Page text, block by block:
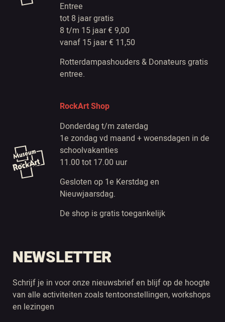
Entree
tot 8 jaar gratis
8 t/m 15 jaar € 9,00
vanaf 15 jaar € 11,50
Rotterdampashouders & Donateurs gratis
entree.
RockArt Shop
Donderdag t/m zaterdag
1e zondag vd maand + woensdagen in de
schoolvakanties
11.00 tot 17.00 uur
Gesloten op 1e Kerstdag en
Nieuwjaarsdag.
De shop is gratis toegankelijk
NEWSLETTER
Schrijf je in voor onze nieuwsbrief en blijf op de hoogte
van alle activiteiten zoals tentoonstellingen, workshops
en lezingen